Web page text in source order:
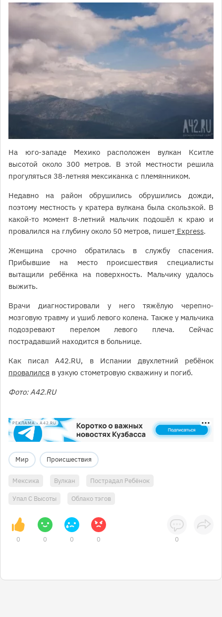
На юго-западе Мехико расположен вулкан Кситле
высотой около 300 метров. В этой местности решила
прогуляться 38-летняя мексиканка с племянником.
Недавно на район обрушились обрушились дожди,
поэтому местность у кратера вулкана была скользкой. В
какой-то момент 8-летний мальчик подошёл к краю и
провалился на глубину около 50 метров, пишет Express.
Женщина срочно обратилась в службу спасения.
Прибывшие на место происшествия специалисты
вытащили ребёнка на поверхность. Мальчику удалось
выжить.
Врачи диагностировали у него тяжёлую черепно-
мозговую травму и ушиб левого колена. Также у мальчика
подозревают перелом левого плеча. Сейчас
пострадавший находится в больнице.
Как писал A42.RU, в Испании двухлетний ребёнок
провалился в узкую стометровую скважину и погиб.
Фото: A42.RU
РЕКЛАМА • A42.RU
Мир Происшествия
Мексика Вулкан Пострадал Ребёнок
Упал С Высоты Облако тэгов
0 0 0 0 0